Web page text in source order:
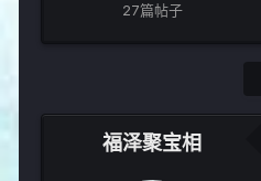
27篇帖子
福泽聚宝相